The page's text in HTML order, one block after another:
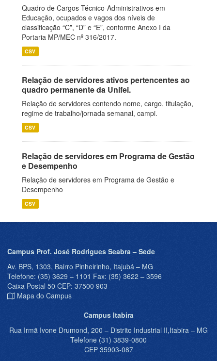
Quadro de Cargos Técnico-Administrativos em
Educação, ocupados e vagos dos níveis de
classificação “C”, “D” e “E”, conforme Anexo I da
Portaria MP/MEC nº 316/2017.
CSV
Relação de servidores ativos pertencentes ao
quadro permanente da Unifei.
Relação de servidores contendo nome, cargo, titulação,
regime de trabalho/jornada semanal, campi.
CSV
Relação de servidores em Programa de Gestão
e Desempenho
Relação de servidores em Programa de Gestão e
Desempenho
CSV
Campus Prof. José Rodrigues Seabra – Sede
Av. BPS, 1303, Bairro Pinheirinho, Itajubá – MG
Telefone: (35) 3629 – 1101 Fax: (35) 3622 – 3596
Caixa Postal 50 CEP: 37500 903
Mapa do Campus
Campus Itabira
Rua Irmã Ivone Drumond, 200 – Distrito Industrial II,Itabira – MG
Telefone (31) 3839-0800
CEP 35903-087